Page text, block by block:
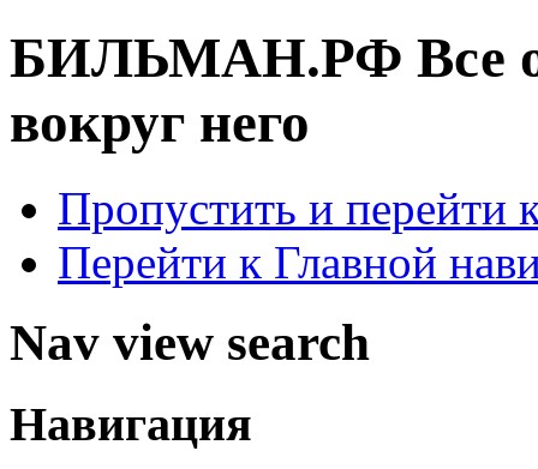
БИЛЬМАН.РФ Все
вокруг него
Пропустить и перейти
Перейти к Главной
Nav view search
Навигация